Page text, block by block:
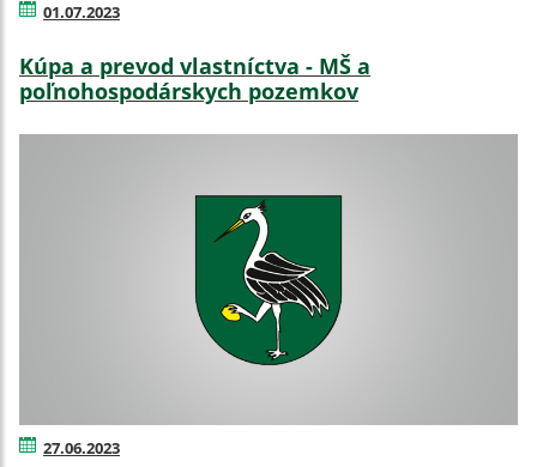
01.07.2023
Kúpa a prevod vlastníctva - MŠ a
poľnohospodárskych pozemkov
27.06.2023